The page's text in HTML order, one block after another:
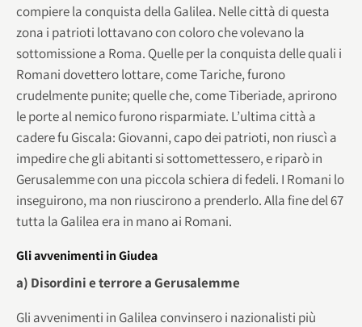
compiere la conquista della Galilea. Nelle città di questa
zona i patrioti lottavano con coloro che volevano la
sottomissione a Roma. Quelle per la conquista delle quali i
Romani dovettero lottare, come Tariche, furono
crudelmente punite; quelle che, come Tiberiade, aprirono
le porte al nemico furono risparmiate. L’ultima città a
cadere fu Giscala: Giovanni, capo dei patrioti, non riuscì a
impedire che gli abitanti si sottomettessero, e riparò in
Gerusalemme con una piccola schiera di fedeli. I Romani lo
inseguirono, ma non riuscirono a prenderlo. Alla fine del 67
tutta la Galilea era in mano ai Romani.
Gli avvenimenti in Giudea
a) Disordini e terrore a Gerusalemme
Gli avvenimenti in Galilea convinsero i nazionalisti più